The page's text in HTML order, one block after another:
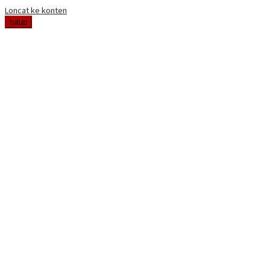
Loncat ke konten
tutup